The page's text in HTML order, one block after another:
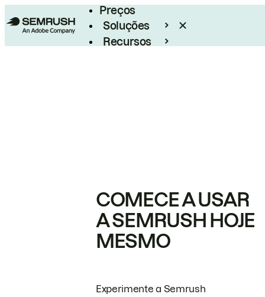
Preços
Soluções
Recursos
COMECE A USAR
A SEMRUSH HOJE
MESMO
Experimente a Semrush